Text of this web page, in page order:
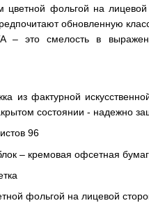
цветной фольгой на лицевой
обновленную
– это смелость в
из фактурной
состоянии - надежно
96
– кремовая офсетная
фольгой на лицевой